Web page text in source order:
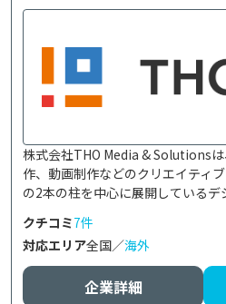
株式会社THO Media & Solutions
作、動画制作などのクリエイティ
の2本の柱を中心に展開しているデ
クチコミ7件
対応エリア全国／海外
企業詳細